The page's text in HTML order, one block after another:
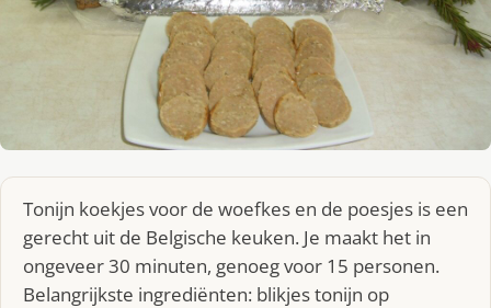
Tonijn koekjes voor de woefkes en de poesjes is een
gerecht uit de Belgische keuken. Je maakt het in
ongeveer 30 minuten, genoeg voor 15 personen.
Belangrijkste ingrediënten: blikjes tonijn op